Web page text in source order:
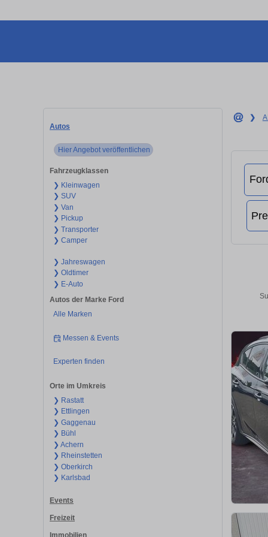
Autos
Hier Angebot veröffentlichen
Fahrzeugklassen
❯ Kleinwagen
❯ SUV
❯ Van
❯ Pickup
❯ Transporter
❯ Camper
❯ Jahreswagen
❯ Oldtimer
❯ E-Auto
Autos der Marke Ford
Alle Marken
Messen & Events
Experten finden
Orte im Umkreis
❯ Rastatt
❯ Ettlingen
❯ Gaggenau
❯ Bühl
❯ Achern
❯ Rheinstetten
❯ Oberkirch
❯ Karlsbad
Events
Freizeit
Immobilien
❯